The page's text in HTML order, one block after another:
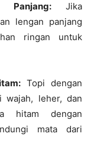
Panjang:Jika
lengan panjang
ringan untuk
Topi dengan
wajah, leher, dan
hitam dengan
mata dari